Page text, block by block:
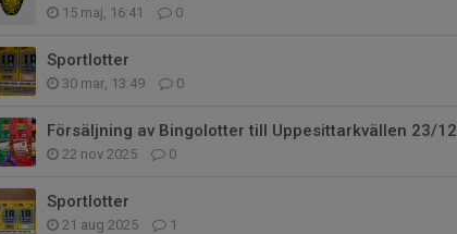
15 maj, 16:41 0
Sportlotter
30 mar, 13:49 0
Försäljning av Bingolotter till Uppesittarkvällen 23/12
22 nov 2025 0
Sportlotter
21 aug 2025 1